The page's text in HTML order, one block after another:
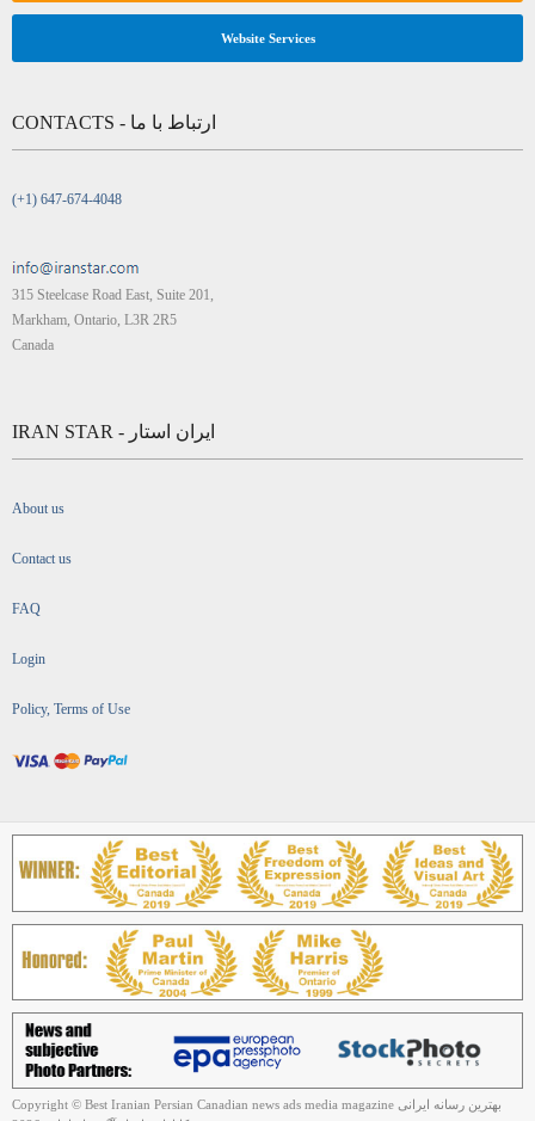
Website Services
CONTACTS - ارتباط با ما
(+1) 647-674-4048
315 Steelcase Road East, Suite 201,
Markham, Ontario, L3R 2R5
Canada
IRAN STAR - ایران استار
About us
Contact us
FAQ
Login
Policy, Terms of Use
Copyright © Best Iranian Persian Canadian news ads media magazine بهترین رسانه ایرانی